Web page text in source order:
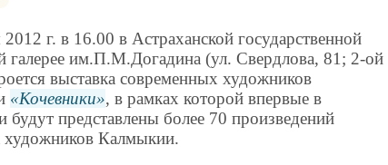
2012 г. в 16.00 в Астраханской государственной
галерее им.П.М.Догадина (ул. Свердлова, 81; 2-ой
выставка современных художников
Кочевники , в рамках которой впервые в
будут представлены более 70 произведений
художников Калмыкии.